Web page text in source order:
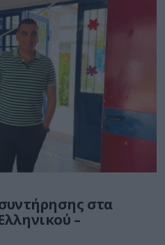
στα
–